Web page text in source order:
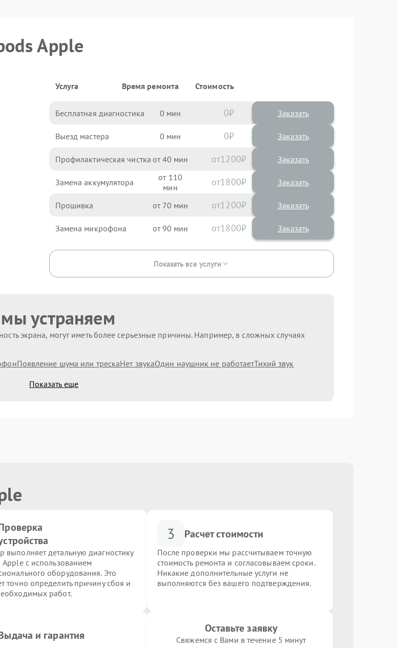
Apple
Услуга Время ремонта Стоимость
Бесплатная диагностика 0 0 Заказать
Выезд мастера 0 0 Заказать
Профилактическая чистка 40 1200
Замена аккумулятора 110 1800
Прошивка 70 1200
Замена микрофона 90 1800
Показать все услуги
устраняем
экрана, могут иметь более серьезные причины. Например, в сложных случаях
Появление шума или трескаНет звукаОдин наушник не работаетТихий звук
Показать еще
выполняет детальную диагностику
Apple с использованием
оборудования. Это
точно определить причину сбоя и
работ.
3 Расчет стоимости
После проверки мы рассчитываем точную
стоимость ремонта и согласовываем сроки.
Никакие дополнительные услуги не
выполняются без вашего подтверждения.
и гарантия
Оставьте заявку
Свяжемся с Вами в течение 5 минут